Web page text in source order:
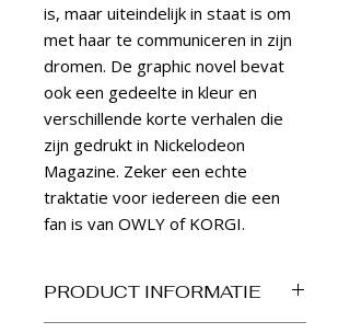
is, maar uiteindelijk in staat is om
met haar te communiceren in zijn
dromen. De graphic novel bevat
ook een gedeelte in kleur en
verschillende korte verhalen die
zijn gedrukt in Nickelodeon
Magazine. Zeker een echte
traktatie voor iedereen die een
fan is van OWLY of KORGI.
PRODUCT INFORMATIE